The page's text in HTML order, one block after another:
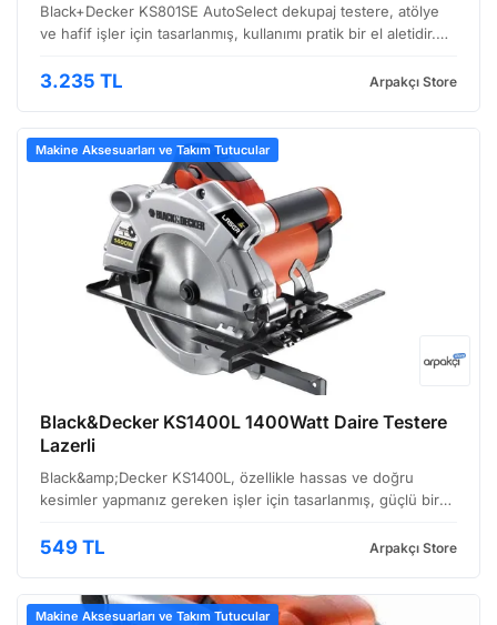
Black+Decker KS801SE AutoSelect dekupaj testere, atölye
ve hafif işler için tasarlanmış, kullanımı pratik bir el aletidir.
sıkça kullanılan bu makine, hem yen…
3.235 TL Arpakçı Store
Makine Aksesuarları ve Takım Tutucular
Black&Decker KS1400L 1400Watt Daire Testere
Lazerli
Black&amp;Decker KS1400L, özellikle hassas ve doğru
kesimler yapmanız gereken işler için tasarlanmış, güçlü bir
kullanıcılarına kadar geniş bir yelpazeye hitap eden bu m…
549 TL Arpakçı Store
Makine Aksesuarları ve Takım Tutucular